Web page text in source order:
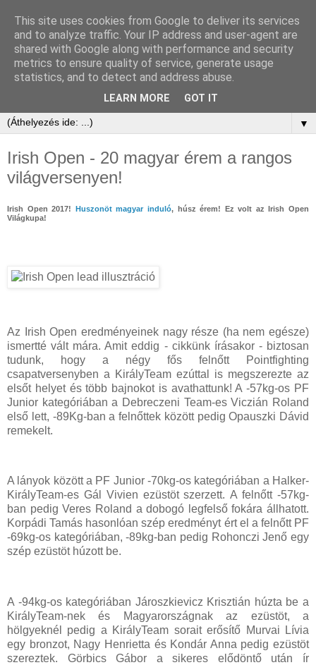
▼
Irish Open - 20 magyar érem a rangos
világversenyen!
Irish Open 2017! Huszonöt magyar induló, húsz érem! Ez volt az Irish Open
Világkupa!
Az Irish Open eredményeinek nagy része (ha nem egésze)
ismertté vált mára. Amit eddig - cikkünk írásakor - biztosan
tudunk, hogy a négy fős felnőtt Pointfighting
csapatversenyben a KirályTeam ezúttal is megszerezte az
elsőt helyet és több bajnokot is avathattunk! A -57kg-os PF
Junior kategóriában a Debreczeni Team-es Viczián Roland
első lett, -89Kg-ban a felnőttek között pedig Opauszki Dávid
remekelt.
A lányok között a PF Junior -70kg-os kategóriában a Halker-
KirályTeam-es Gál Vivien ezüstöt szerzett. A felnőtt -57kg-
ban pedig Veres Roland a dobogó legfelső fokára állhatott.
Korpádi Tamás hasonlóan szép eredményt ért el a felnőtt PF
-69kg-os kategóriában, -89kg-ban pedig Rohonczi Jenő egy
szép ezüstöt húzott be.
A -94kg-os kategóriában Jároszkievicz Krisztián húzta be a
KirályTeam-nek és Magyarországnak az ezüstöt, a
hölgyeknél pedig a KirályTeam sorait erősítő Murvai Lívia
egy bronzot, Nagy Henrietta és Kondár Anna pedig ezüstöt
szereztek. Görbics Gábor a sikeres elődöntő után ír
This site uses cookies from Google to deliver its services
and to analyze traffic. Your IP address and user-agent are
shared with Google along with performance and security
metrics to ensure quality of service, generate usage
statistics, and to detect and address abuse.
LEARN MORE GOT IT